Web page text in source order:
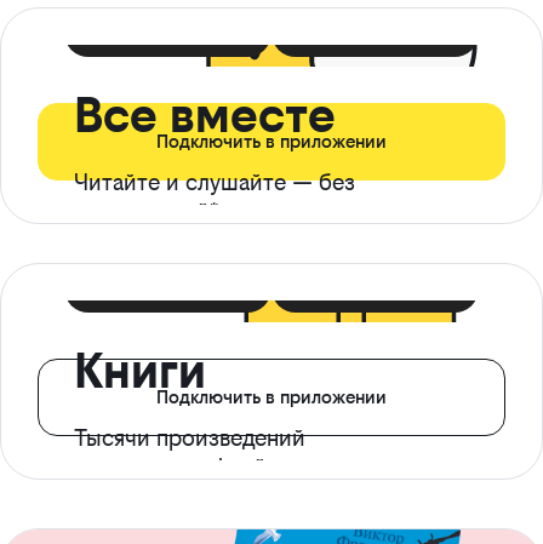
Все вместе
Читайте и слушайте — без
ограничений*
Подключить в приложении
Книги
Тысячи произведений
с доступом офлайн
Подключить в приложении